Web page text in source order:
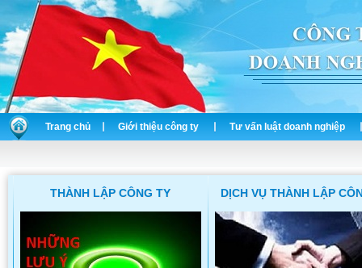
Trang chủ Giới thiệu công ty Tư vấn luật doanh nghiệp
THÀNH LẬP CÔNG TY DỊCH VỤ THÀNH LẬP